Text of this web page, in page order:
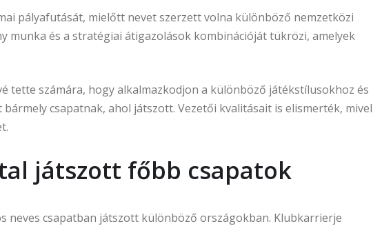
pályafutását, mielőtt nevet szerzett volna különböző nemzetközi
munka és a stratégiai átigazolások kombinációját tükrözi, amelyek
tette számára, hogy alkalmazkodjon a különböző játékstílusokhoz és
csapatnak, ahol játszott. Vezetői kvalitásait is elismerték, mivel
játszott főbb csapatok
neves csapatban játszott különböző országokban. Klubkarrierje